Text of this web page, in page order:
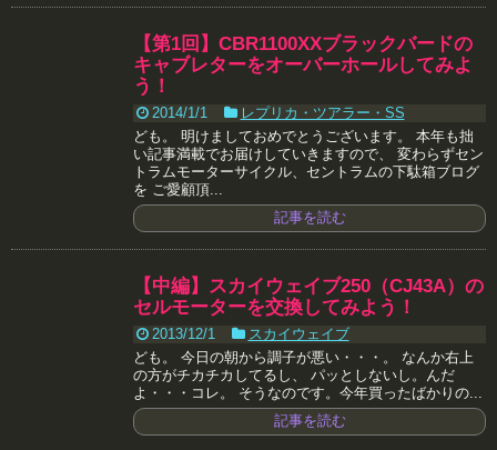
【第1回】CBR1100XXブラックバードの
キャブレターをオーバーホールしてみよ
う！
2014/1/1
レプリカ・ツアラー・SS
ども。 明けましておめでとうございます。 本年も拙
い記事満載でお届けしていきますので、 変わらずセン
トラムモーターサイクル、セントラムの下駄箱ブログ
を ご愛顧頂...
記事を読む
【中編】スカイウェイブ250（CJ43A）の
セルモーターを交換してみよう！
2013/12/1
スカイウェイブ
ども。 今日の朝から調子が悪い・・・。 なんか右上
の方がチカチカしてるし、 パッとしないし。んだ
よ・・・コレ。 そうなのです。今年買ったばかりの...
記事を読む